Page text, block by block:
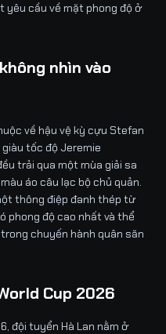
yêu cầu về mặt phong độ ở
nhìn vào
về hậu vệ kỳ cựu Stefan
giàu tốc độ Jeremie
trải qua một mùa giải sa
áo câu lạc bộ chủ quản.
thông điệp đanh thép từ
phong độ cao nhất và thể
chuyến hành quân săn
Cup 2026
đội tuyển Hà Lan nằm ở